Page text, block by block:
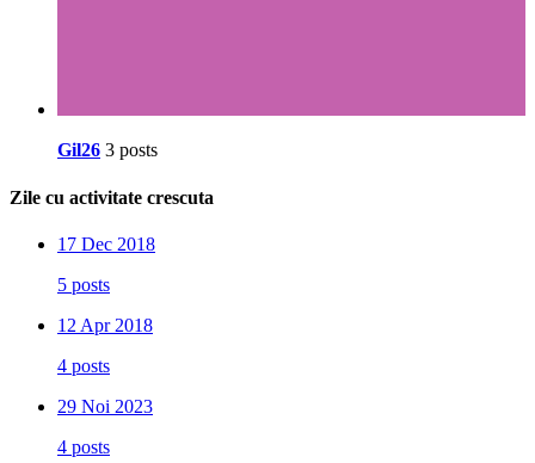
Gil26 3 posts
Zile cu activitate crescuta
17 Dec 2018
5 posts
12 Apr 2018
4 posts
29 Noi 2023
4 posts